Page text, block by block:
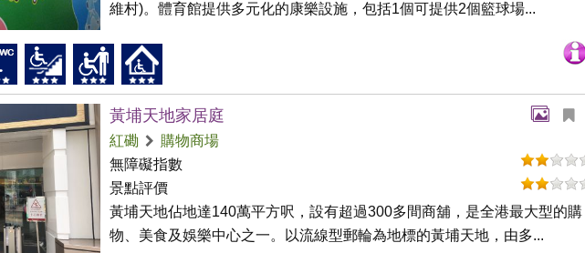
維村)。體育館提供多元化的康樂設施，包括1個可提供2個籃球場...
黃埔天地家居庭
紅磡
購物商場
無障礙指數
景點評價
黃埔天地佔地達140萬平方呎，設有超過300多間商舖，是全港最大型的購
物、美食及娛樂中心之一。以流線型郵輪為地標的黃埔天地，由多...